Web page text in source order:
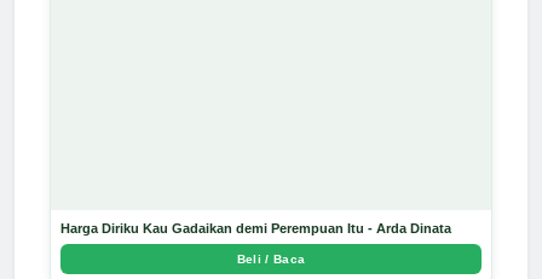
Harga Diriku Kau Gadaikan demi Perempuan Itu - Arda Dinata
Beli / Baca